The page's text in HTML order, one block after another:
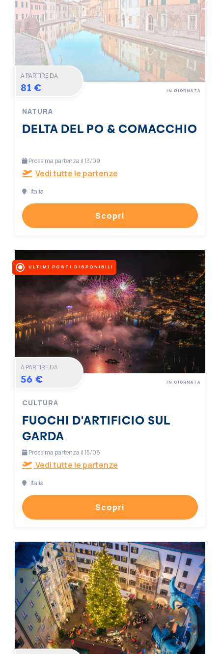
A PARTIRE DA
81 €
NATURA
DELTA DEL PO & COMACCHIO
IN GIORNATA
Prossima partenza il 13/09
Vedi tutte le partenze
Italia
Scopri
ULTIMI POSTI DISPONIBILI
A PARTIRE DA
56 €
CULTURA
FUOCHI D'ARTIFICIO SUL
GARDA
IN GIORNATA
Prossima partenza il 15/08
Vedi tutte le partenze
Italia
Scopri